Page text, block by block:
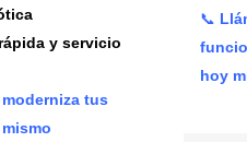
y servicio
tus
📞
hoy